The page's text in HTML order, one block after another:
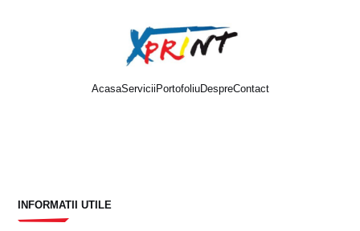
AcasaServicii PortofoliuDespreContact
INFORMATII UTILE